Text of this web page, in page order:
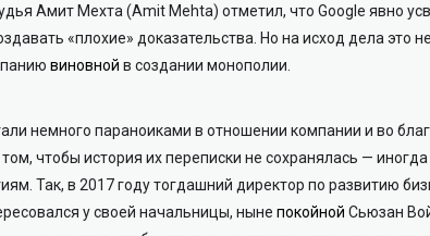
Амит Мехта (Amit Mehta) отметил, что Google явно
«плохие» доказательства. Но на исход дела это
виновной в создании монополии.
немного параноиками в отношении компании и во
чтобы история их переписки не сохранялась — иногда
Так, в 2017 году тогдашний директор по развитию
у своей начальницы, ныне покойной Сьюзан